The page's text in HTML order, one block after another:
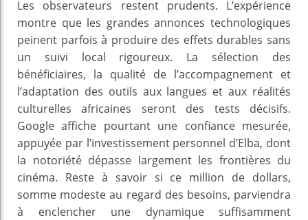
Les observateurs restent prudents. L’expérience
montre que les grandes annonces technologiques
peinent parfois à produire des effets durables sans
un suivi local rigoureux. La sélection des
bénéficiaires, la qualité de l’accompagnement et
l’adaptation des outils aux langues et aux réalités
culturelles africaines seront des tests décisifs.
Google affiche pourtant une confiance mesurée,
appuyée par l’investissement personnel d’Elba, dont
la notoriété dépasse largement les frontières du
cinéma. Reste à savoir si ce million de dollars,
somme modeste au regard des besoins, parviendra
à enclencher une dynamique suffisamment